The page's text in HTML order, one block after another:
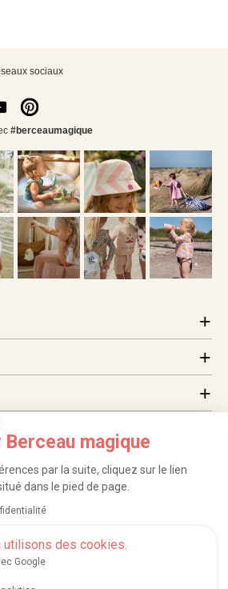
Berceau magique
par la suite, cliquez sur le lien
dans le pied de page.
utilisons des cookies.
Google
sociaux
#berceaumagique
|Rappels de produits|Protection des données
Conditions générales de ventes
de paiement sécurisés